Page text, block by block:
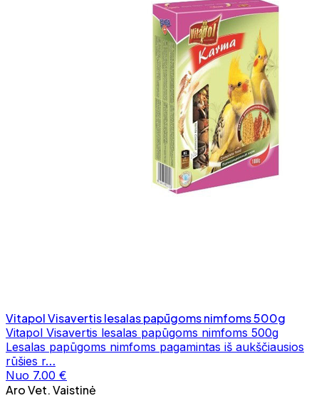
Vitapol Visavertis lesalas papūgoms nimfoms 500g
Vitapol Visavertis lesalas papūgoms nimfoms 500g
Lesalas papūgoms nimfoms pagamintas iš aukščiausios
rūšies r…
Nuo 7.00 €
Aro Vet. Vaistinė